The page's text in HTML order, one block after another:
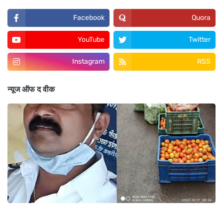
Facebook Quora
YouTube Twitter
Instagram RSS
न्यूज ऑफ द वीक